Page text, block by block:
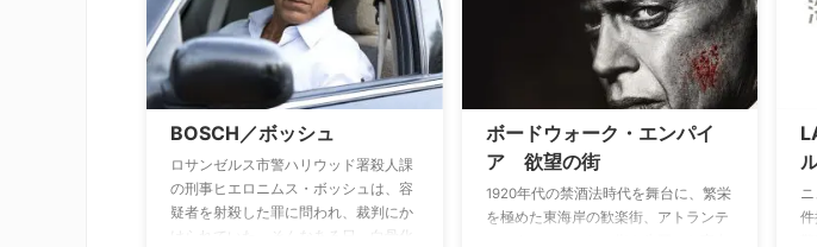
BOSCH／ボッシュ
ロサンゼルス市警ハリウッド署殺人課
の刑事ヒエロニムス・ボッシュは、容
疑者を射殺した罪に問われ、裁判にか
けられていた。そんなある日、白骨化
ボードウォーク・エンパイ
ア 欲望の街
1920年代の禁酒法時代を舞台に、繁栄
を極めた東海岸の歓楽街、アトランテ